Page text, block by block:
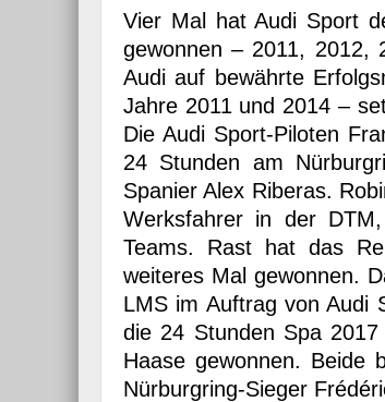
Vier Mal hat Audi Sport
gewonnen – 2011, 2012,
Audi auf bewährte
Jahre 2011 und 2014 –
Die Audi Sport-Piloten
24 Stunden am
Spanier Alex Riberas.
Werksfahrer in der
Teams. Rast hat das
weiteres Mal gewonnen.
LMS im Auftrag von Audi
die 24 Stunden Spa
Haase gewonnen. Beide
Nürburgring-Sieger